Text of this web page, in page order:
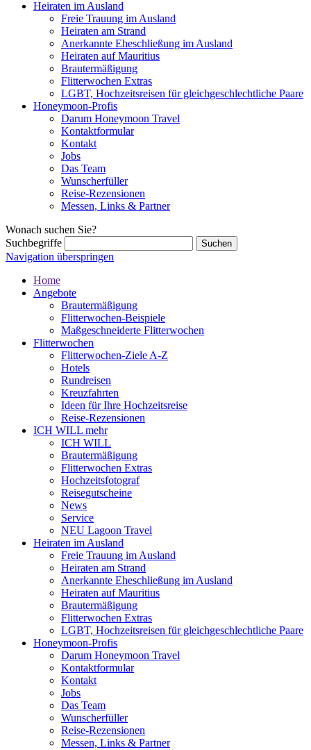
Heiraten im Ausland
Freie Trauung im Ausland
Heiraten am Strand
Anerkannte Eheschließung im Ausland
Heiraten auf Mauritius
Brautermäßigung
Flitterwochen Extras
LGBT, Hochzeitsreisen für gleichgeschlechtliche Paare
Honeymoon-Profis
Darum Honeymoon Travel
Kontaktformular
Kontakt
Jobs
Das Team
Wunscherfüller
Reise-Rezensionen
Messen, Links & Partner
Wonach suchen Sie?
Suchbegriffe
Navigation überspringen
Home
Angebote
Brautermäßigung
Flitterwochen-Beispiele
Maßgeschneiderte Flitterwochen
Flitterwochen
Flitterwochen-Ziele A-Z
Hotels
Rundreisen
Kreuzfahrten
Ideen für Ihre Hochzeitsreise
Reise-Rezensionen
ICH WILL mehr
ICH WILL
Brautermäßigung
Flitterwochen Extras
Hochzeitsfotograf
Reisegutscheine
News
Service
NEU Lagoon Travel
Heiraten im Ausland
Freie Trauung im Ausland
Heiraten am Strand
Anerkannte Eheschließung im Ausland
Heiraten auf Mauritius
Brautermäßigung
Flitterwochen Extras
LGBT, Hochzeitsreisen für gleichgeschlechtliche Paare
Honeymoon-Profis
Darum Honeymoon Travel
Kontaktformular
Kontakt
Jobs
Das Team
Wunscherfüller
Reise-Rezensionen
Messen, Links & Partner